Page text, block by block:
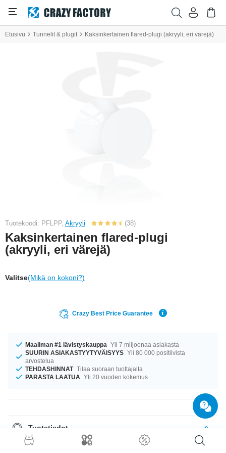
Etusivu Tunnelit & plugit Kaksinkertainen flared-plugi (akryyli, eri värejä)
Tuotekoodi: PFLPP, Akryyli (38)
Kaksinkertainen flared-plugi
(akryyli, eri värejä)
Valitse(Mikä on kokoni?)
Crazy Best Price Guarantee
Maailman #1 lävistyskauppa Yli 7 miljoonaa asiakasta
SUURIN ASIAKASTYYTYVÄISYYS Yli 80 000 positiivista
arvostelua
TEHDASHINNAT Tilaa suoraan tuottajalta
PARASTA LAATUA Yli 20 vuoden kokemus
Tuotetiedot
Ei kuvaa tai kuviointia, ei edes glitteriä. Plain flared-plugi sopii ihan